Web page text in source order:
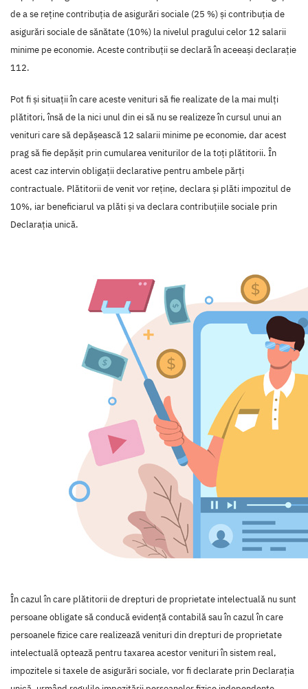
de a se reține contribuția de asigurări sociale (25 %) și contribuția de
asigurări sociale de sănătate (10%) la nivelul pragului celor 12 salarii
minime pe economie. Aceste contribuții se declară în aceeași declarație
112.
Pot fi și situații în care aceste venituri să fie realizate de la mai mulți
plătitori, însă de la nici unul din ei să nu se realizeze în cursul unui an
venituri care să depășească 12 salarii minime pe economie, dar acest
prag să fie depășit prin cumularea veniturilor de la toți plătitorii. În
acest caz intervin obligații declarative pentru ambele părți
contractuale. Plătitorii de venit vor reține, declara și plăti impozitul de
10%, iar beneficiarul va plăti și va declara contribuțiile sociale prin
Declarația unică.
În cazul în care plătitorii de drepturi de proprietate intelectuală nu sunt
persoane obligate să conducă evidență contabilă sau în cazul în care
persoanele fizice care realizează venituri din drepturi de proprietate
intelectuală optează pentru taxarea acestor venituri în sistem real,
impozitele si taxele de asigurări sociale, vor fi declarate prin Declarația